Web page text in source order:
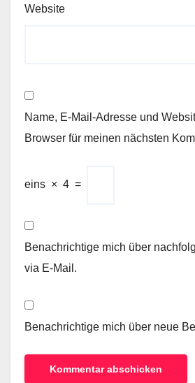
Website
Name, E-Mail-Adresse und
Browser für meinen nächsten
eins × 4 =
Benachrichtige mich über
via E-Mail.
Benachrichtige mich über neue